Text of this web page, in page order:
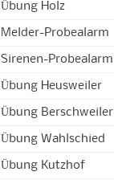
Übung Holz
Melder-Probealarm
Sirenen-Probealarm
Übung Heusweiler
Übung Berschweiler
Übung Wahlschied
Übung Kutzhof